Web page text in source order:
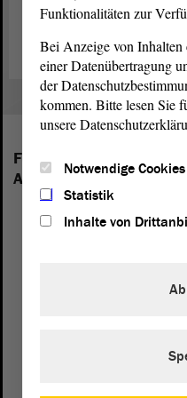
Folgende Fraktionen
Anhalt vertreten:
Funktionalitäten zur
Bei Anzeige von Inhalten
einer Datenübertragung
der
kommen. Bitte lesen Sie
unsere
Notwendige Cookies
Statistik
Inhalte von